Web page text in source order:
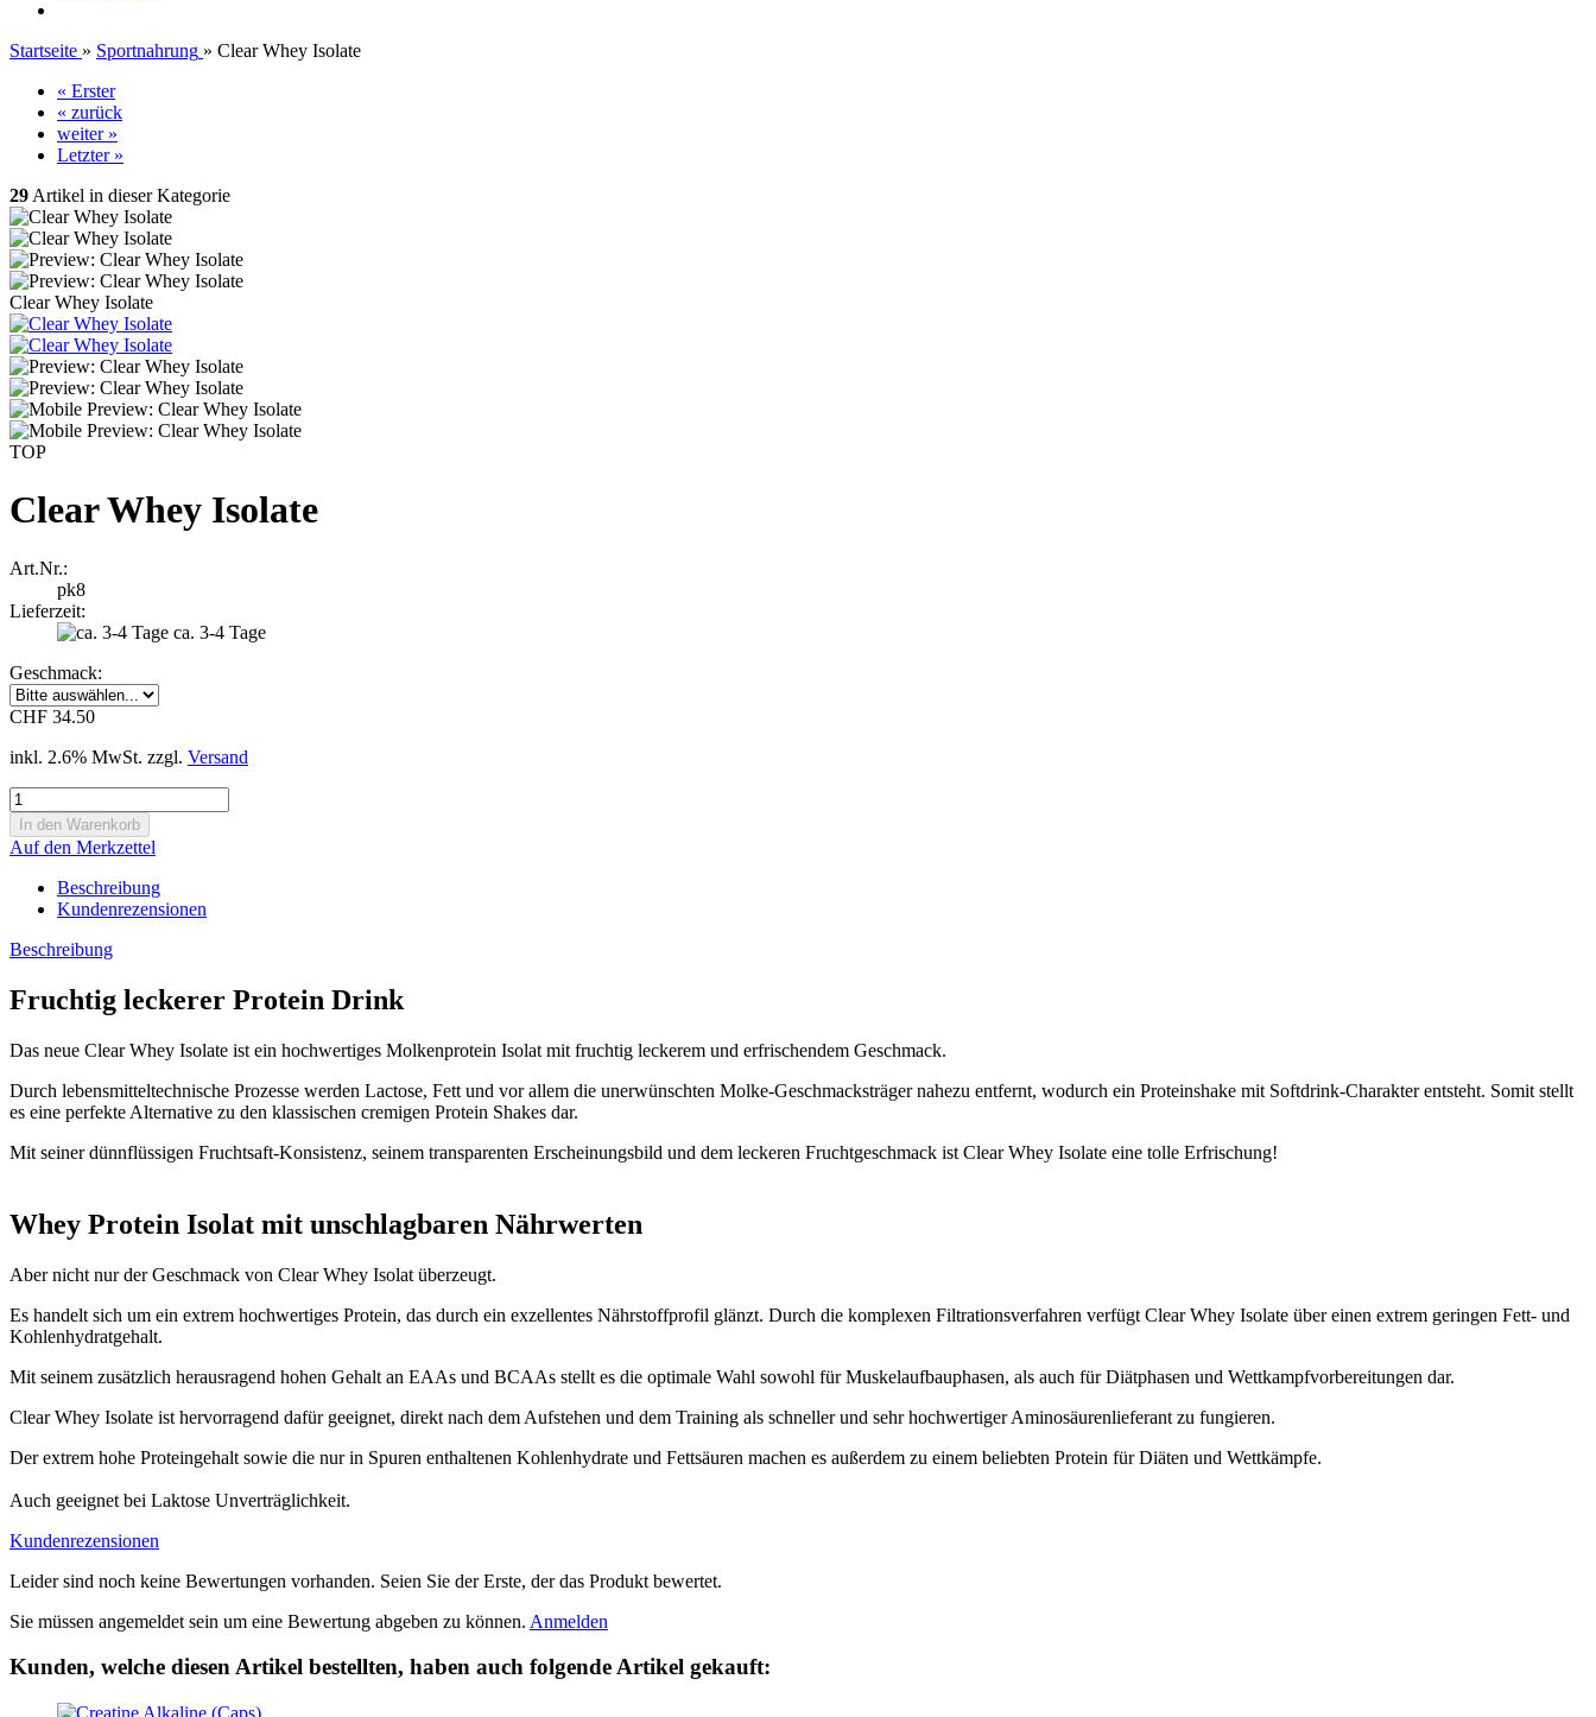
Startseite » Sportnahrung » Clear Whey Isolate
« Erster
« zurück
weiter »
Letzter »
29 Artikel in dieser Kategorie
Clear Whey Isolate
TOP
Clear Whey Isolate
Art.Nr.:
pk8
Lieferzeit:
ca. 3-4 Tage
Geschmack:
CHF 34.50
inkl. 2.6% MwSt. zzgl. Versand
Auf den Merkzettel
Beschreibung
Kundenrezensionen
Beschreibung
Fruchtig leckerer Protein Drink
Das neue Clear Whey Isolate ist ein hochwertiges Molkenprotein Isolat mit fruchtig leckerem und erfrischendem Geschmack.
Durch lebensmitteltechnische Prozesse werden Lactose, Fett und vor allem die unerwünschten Molke-Geschmacksträger nahezu entfernt, wodurch ein Proteinshake mit Softdrink-Charakter entsteht. Somit stellt
es eine perfekte Alternative zu den klassischen cremigen Protein Shakes dar.
Mit seiner dünnflüssigen Fruchtsaft-Konsistenz, seinem transparenten Erscheinungsbild und dem leckeren Fruchtgeschmack ist Clear Whey Isolate eine tolle Erfrischung!
Whey Protein Isolat mit unschlagbaren Nährwerten
Aber nicht nur der Geschmack von Clear Whey Isolat überzeugt.
Es handelt sich um ein extrem hochwertiges Protein, das durch ein exzellentes Nährstoffprofil glänzt. Durch die komplexen Filtrationsverfahren verfügt Clear Whey Isolate über einen extrem geringen Fett- und
Kohlenhydratgehalt.
Mit seinem zusätzlich herausragend hohen Gehalt an EAAs und BCAAs stellt es die optimale Wahl sowohl für Muskelaufbauphasen, als auch für Diätphasen und Wettkampfvorbereitungen dar.
Clear Whey Isolate ist hervorragend dafür geeignet, direkt nach dem Aufstehen und dem Training als schneller und sehr hochwertiger Aminosäurenlieferant zu fungieren.
Der extrem hohe Proteingehalt sowie die nur in Spuren enthaltenen Kohlenhydrate und Fettsäuren machen es außerdem zu einem beliebten Protein für Diäten und Wettkämpfe.
Auch geeignet bei Laktose Unverträglichkeit.
Kundenrezensionen
Leider sind noch keine Bewertungen vorhanden. Seien Sie der Erste, der das Produkt bewertet.
Sie müssen angemeldet sein um eine Bewertung abgeben zu können. Anmelden
Kunden, welche diesen Artikel bestellten, haben auch folgende Artikel gekauft: